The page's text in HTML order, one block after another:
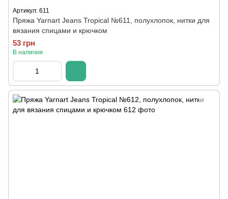
Артикул: 611
Пряжа Yarnart Jeans Tropical №611, полухлопок, нитки для
вязания спицами и крючком
53 грн
В наличии